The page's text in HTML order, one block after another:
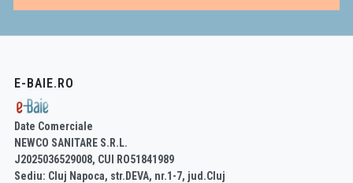
E-BAIE.RO
Date Comerciale
NEWCO SANITARE S.R.L.
J2025036529008, CUI RO51841989
Sediu: Cluj Napoca, str.DEVA, nr.1-7, jud.Cluj